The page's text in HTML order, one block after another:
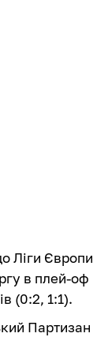
Ліги Європи
в плей-оф
(0:2, 1:1).
Партизан